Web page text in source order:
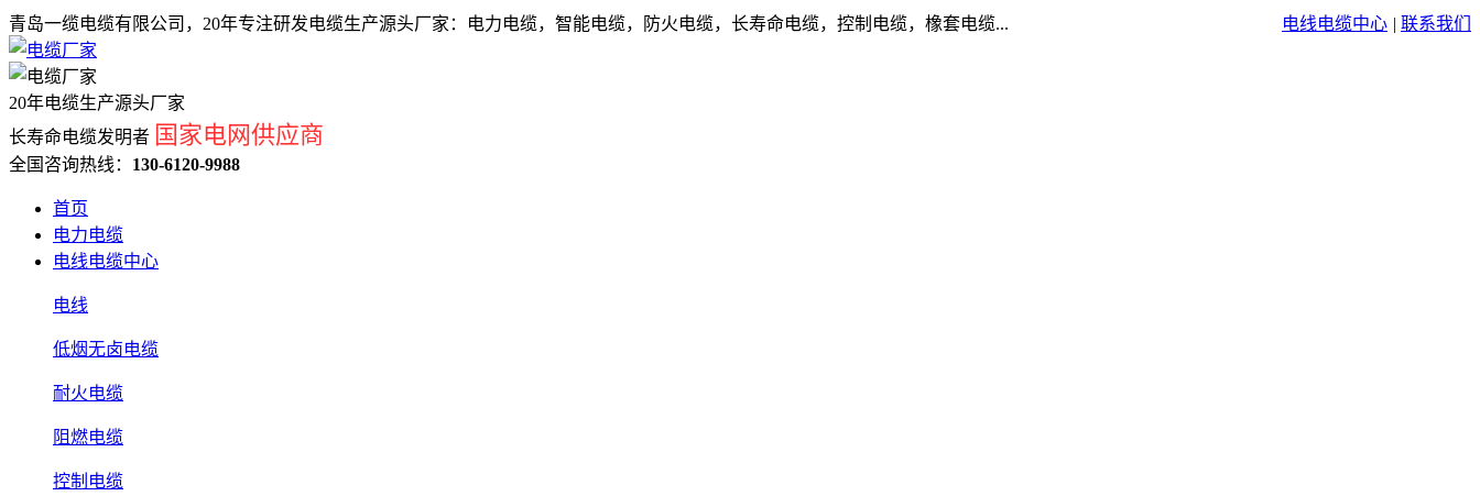
电线电缆中心 | 联系我们
青岛一缆电缆有限公司，20年专注研发电缆生产源头厂家：电力电缆，智能电缆，防火电缆，长寿命电缆，控制电缆，橡套电缆...
20年电缆生产源头厂家
长寿命电缆发明者 国家电网供应商
全国咨询热线： 130-6120-9988
首页
电力电缆
电线电缆中心
电线
低烟无卤电缆
耐火电缆
阻燃电缆
控制电缆